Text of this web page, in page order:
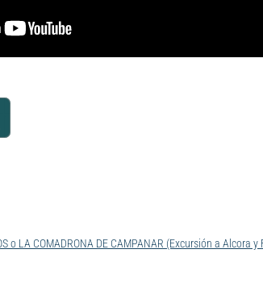
o LA COMADRONA DE CAMPANAR (Excursión a Alcora